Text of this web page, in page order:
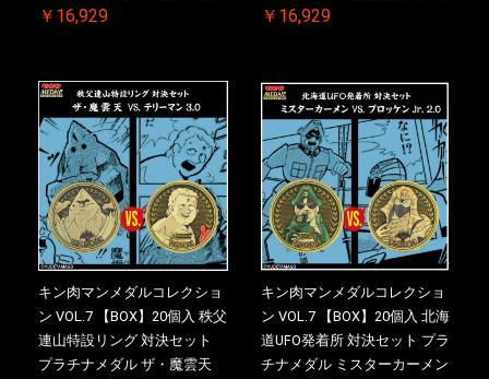
ンマスク VS.ネメシス 【初回
2026/10/30 一斉出荷予定
￥16,929
ニー ケース付き【初回購入特
一斉出荷予定
￥16,929
キン肉マンメダルコレクショ
ン VOL.7 【BOX】20個入 秩父
連山特設リング 対決セット
プラチナメダル ザ・魔雲天
キン肉マンメダルコレクショ
ン VOL.7 【BOX】20個入 北海
道UFO発着所 対決セット プラ
チナメダル ミスターカーメン